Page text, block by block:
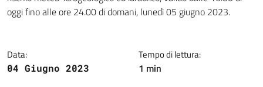
oggi fino alle ore 24.00 di domani, lunedì 05 giugno 2023.
Data:
04 Giugno 2023
Tempo di lettura:
1 min